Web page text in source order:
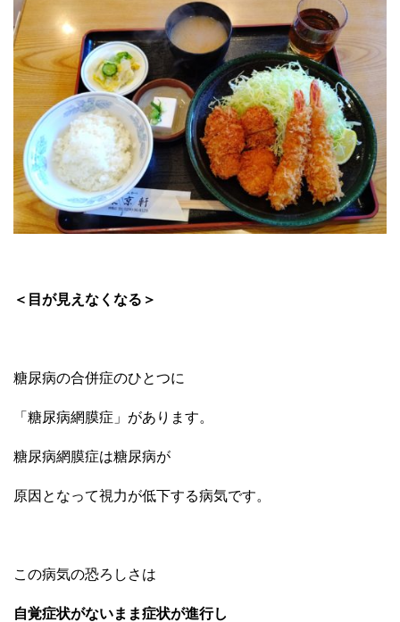
＜目が見えなくなる＞
糖尿病の合併症のひとつに
「糖尿病網膜症」があります。
糖尿病網膜症は糖尿病が
原因となって視力が低下する病気です。
この病気の恐ろしさは
自覚症状がないまま症状が進行し